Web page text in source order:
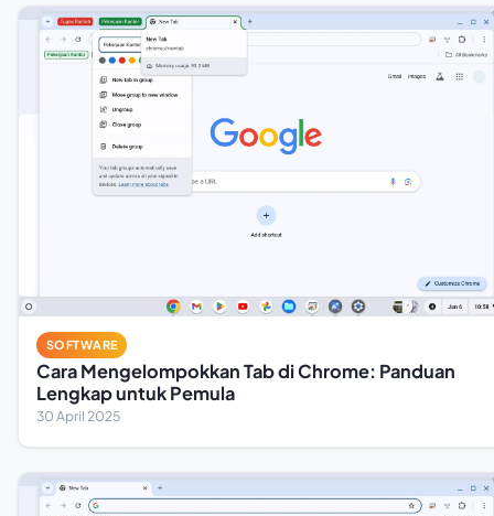
SOFTWARE
Cara Mengelompokkan Tab di Chrome: Panduan
Lengkap untuk Pemula
30 April 2025